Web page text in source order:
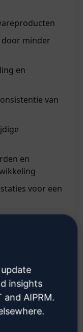
minder
en
van
en
voor een
insights
AIPRM.